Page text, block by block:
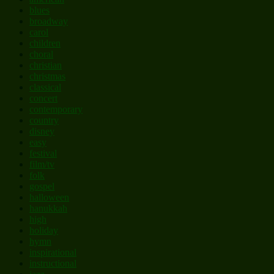
blues
broadway
carol
children
choral
christian
christmas
classical
concert
contemporary
country
disney
easy
festival
film/tv
folk
gospel
halloween
hanukkah
high
holiday
hymn
inspirational
instructional